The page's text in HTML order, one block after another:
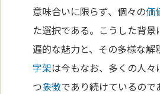
意味合いに限らず、個々の価
た選択である。こうした背景
遍的な魅力と、その多様な解
字架は今もなお、多くの人
つ象徴であり続けているので